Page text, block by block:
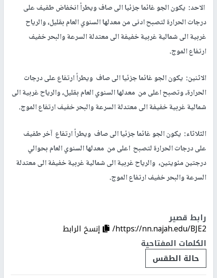
الاحد: يكون الجو غائما جزئيا الى صاف ويطرأ انخفاض طفيف على
درجات الحرارة لتصبح ادنى من معدلها السنوي العام بقليل، والرياح
غربية الى شمالية غربية خفيفة الى معتدلة السرعة والبحر خفيف
ارتفاع الموج.
الاثنين: يكون الجو غائما جزئيا الى صاف ويطرأ ارتفاع على درجات
الحرارة، وتصبح اعلى من معدلها السنوي العام بقليل، والرياح غربية الى
شمالية غربية خفيفة الى معتدلة السرعة والبحر خفيف ارتفاع الموج.
الثلاثاء: يكون الجو غائما جزئيا الى صاف ويطرأ ارتفاع آخر طفيف
على درجات الحرارة لتصبح اعلى من معدلها السنوي العام بحوالي
درجتين مئويتين، والرياح غربية الى شمالية غربية خفيفة الى معتدلة
السرعة والبحر خفيف ارتفاع الموج.
رابط قصير
https://nn.najah.edu/BJE2/
إنسخ الرابط
الكلمات المفتاحية
حالة الطقس